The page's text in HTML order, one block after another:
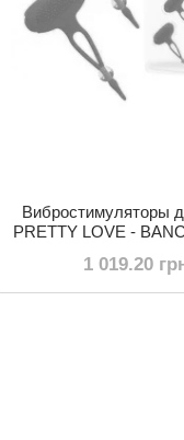
Вибростимуляторы
PRETTY LOVE -
1 019.20